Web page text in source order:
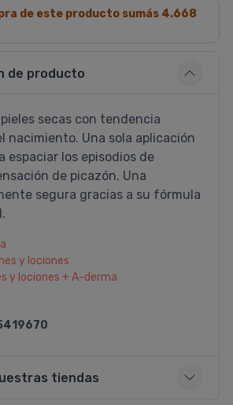
de este producto sumás 4.668
de producto
secas con tendencia
nacimiento. Una sola aplicación
espaciar los episodios de
de picazón. Una
segura gracias a su fórmula
y lociones
y lociones + A-derma
tiendas